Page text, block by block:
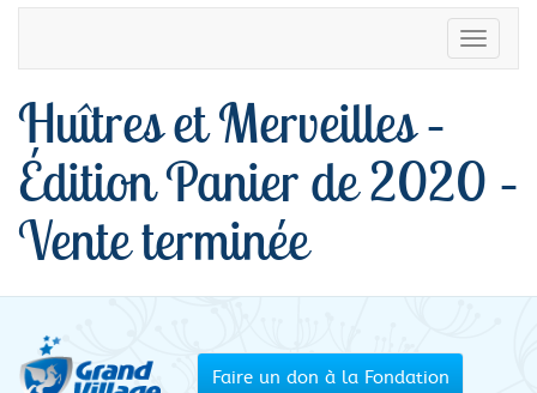
Toggle
Huîtres et Merveilles –
Édition Panier de 2020 –
Vente terminée
Faire un don à la Fondation